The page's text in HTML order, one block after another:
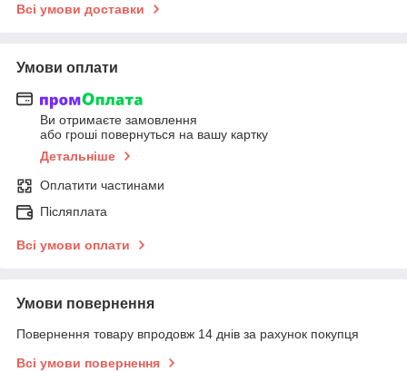
Всі умови доставки
Умови оплати
Ви отримаєте замовлення
або гроші повернуться на вашу картку
Детальніше
Оплатити частинами
Післяплата
Всі умови оплати
Умови повернення
Повернення товару впродовж 14 днів за рахунок покупця
Всі умови повернення